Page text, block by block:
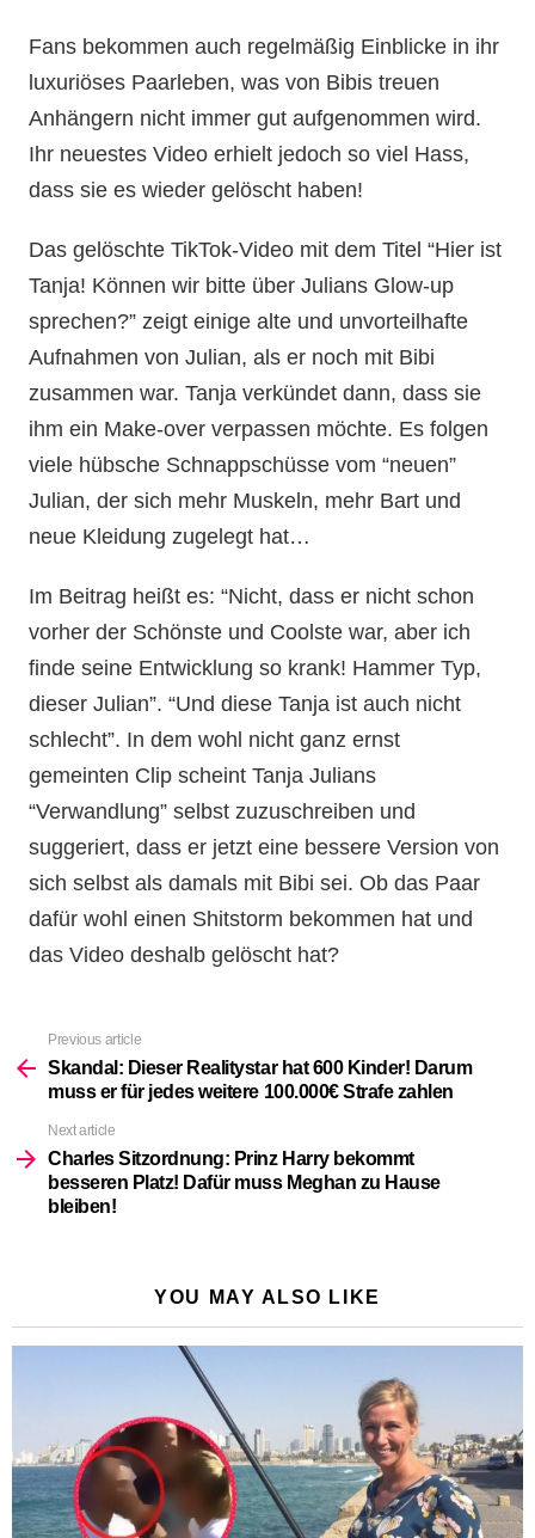
Fans bekommen auch regelmäßig Einblicke in ihr
luxuriöses Paarleben, was von Bibis treuen
Anhängern nicht immer gut aufgenommen wird.
Ihr neuestes Video erhielt jedoch so viel Hass,
dass sie es wieder gelöscht haben!
Das gelöschte TikTok-Video mit dem Titel “Hier ist
Tanja! Können wir bitte über Julians Glow-up
sprechen?” zeigt einige alte und unvorteilhafte
Aufnahmen von Julian, als er noch mit Bibi
zusammen war. Tanja verkündet dann, dass sie
ihm ein Make-over verpassen möchte. Es folgen
viele hübsche Schnappschüsse vom “neuen”
Julian, der sich mehr Muskeln, mehr Bart und
neue Kleidung zugelegt hat…
Im Beitrag heißt es: “Nicht, dass er nicht schon
vorher der Schönste und Coolste war, aber ich
finde seine Entwicklung so krank! Hammer Typ,
dieser Julian”. “Und diese Tanja ist auch nicht
schlecht”. In dem wohl nicht ganz ernst
gemeinten Clip scheint Tanja Julians
“Verwandlung” selbst zuzuschreiben und
suggeriert, dass er jetzt eine bessere Version von
sich selbst als damals mit Bibi sei. Ob das Paar
dafür wohl einen Shitstorm bekommen hat und
das Video deshalb gelöscht hat?
more
Previous article
Skandal: Dieser Realitystar hat 600 Kinder! Darum
muss er für jedes weitere 100.000€ Strafe zahlen
Next article
Charles Sitzordnung: Prinz Harry bekommt
besseren Platz! Dafür muss Meghan zu Hause
bleiben!
YOU MAY ALSO LIKE